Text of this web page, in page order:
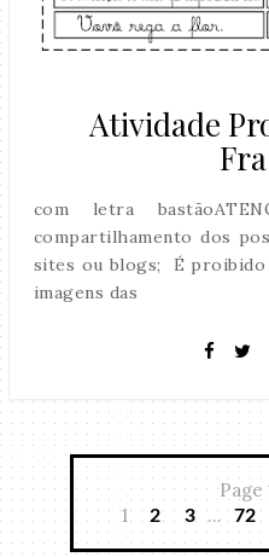
Atividade
com letra
compartilhamento dos
sites ou blogs; É
imagens das
Page
1
2 3 ... 72